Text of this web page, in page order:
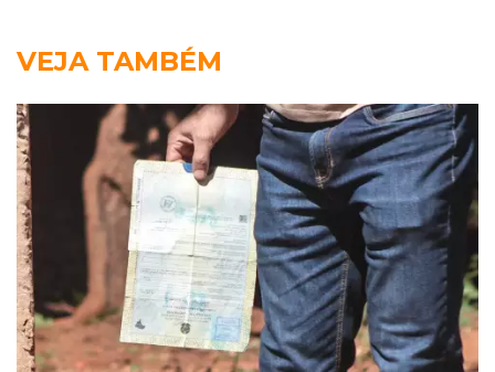
VEJA TAMBÉM